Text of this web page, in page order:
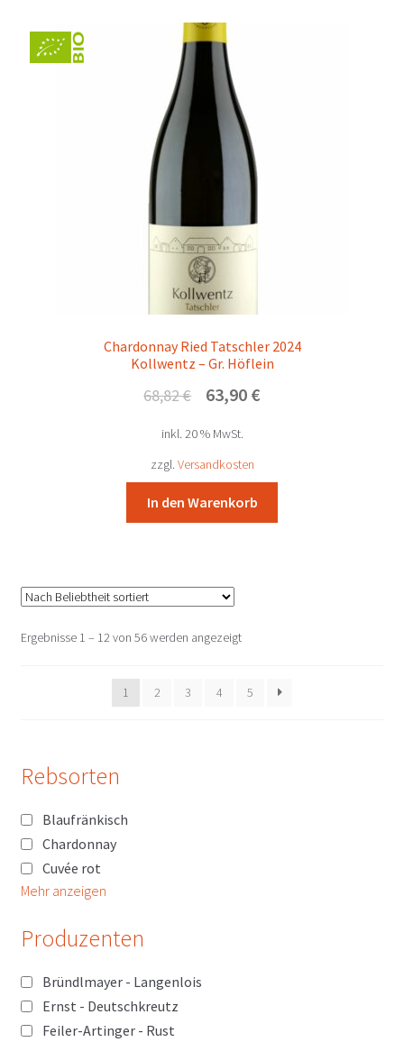
Chardonnay Ried Tatschler 2024
Kollwentz – Gr. Höflein
68,82€
Ursprünglicher
war:
68,82 €
63,90 €Aktueller
inkl. 20 % MwSt.
zzgl. Versandkosten
In den Warenkorb
Ergebnisse 1 – 12 von 56 werden angezeigtNach
1
2 3 4 5
Rebsorten
Blaufränkisch
Chardonnay
Cuvée rot
Mehr anzeigen
Produzenten
Bründlmayer - Langenlois
Ernst - Deutschkreutz
Feiler-Artinger - Rust